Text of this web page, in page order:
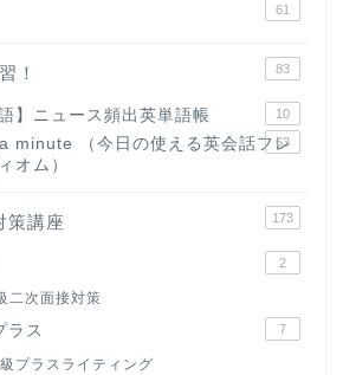
61
！ 83
】ニュース頻出英単語帳 10
minute （今日の使える英会話フレ
オム）
63
策講座 173
2
二次面接対策
ラス 7
プラスライティング